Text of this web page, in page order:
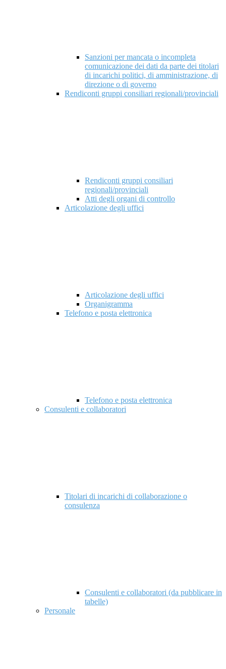
Sanzioni per mancata o incompleta
comunicazione dei dati da parte dei titolari
di incarichi politici, di amministrazione, di
direzione o di governo
Rendiconti gruppi consiliari regionali/provinciali
Rendiconti gruppi consiliari
regionali/provinciali
Atti degli organi di controllo
Articolazione degli uffici
Articolazione degli uffici
Organigramma
Telefono e posta elettronica
Telefono e posta elettronica
Consulenti e collaboratori
Titolari di incarichi di collaborazione o
consulenza
Consulenti e collaboratori (da pubblicare in
tabelle)
Personale